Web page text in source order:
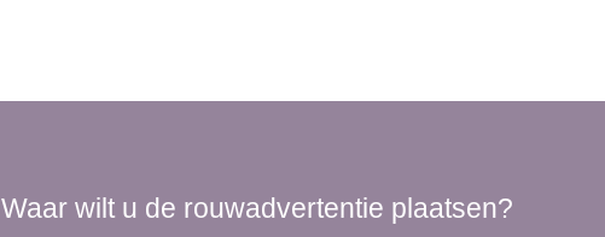
Waar wilt u de rouwadvertentie plaatsen?